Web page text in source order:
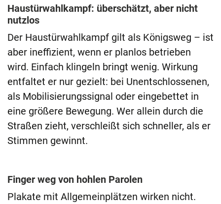
Haustürwahlkampf: überschätzt, aber nicht
nutzlos
Der Haustürwahlkampf gilt als Königsweg – ist
aber ineffizient, wenn er planlos betrieben
wird. Einfach klingeln bringt wenig. Wirkung
entfaltet er nur gezielt: bei Unentschlossenen,
als Mobilisierungssignal oder eingebettet in
eine größere Bewegung. Wer allein durch die
Straßen zieht, verschleißt sich schneller, als er
Stimmen gewinnt.
Finger weg von hohlen Parolen
Plakate mit Allgemeinplätzen wirken nicht.